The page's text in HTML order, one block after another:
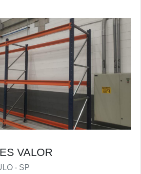
VALOR
- SP